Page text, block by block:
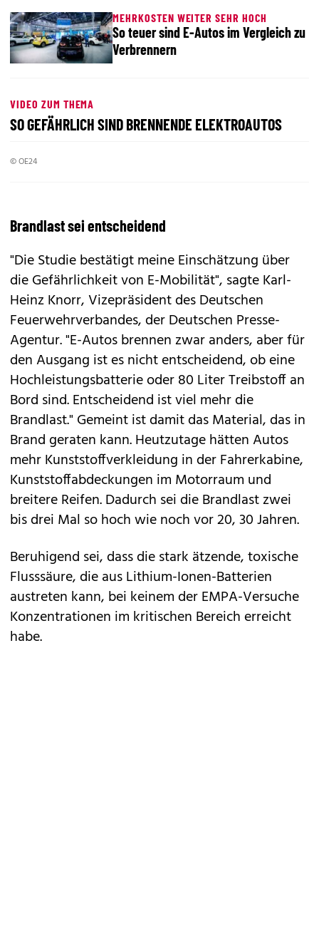
MEHRKOSTEN WEITER SEHR HOCH
So teuer sind E-Autos im Vergleich zu
Verbrennern
VIDEO ZUM THEMA
SO GEFÄHRLICH SIND BRENNENDE ELEKTROAUTOS
© OE24
Brandlast sei entscheidend
"Die Studie bestätigt meine Einschätzung über
die Gefährlichkeit von E-Mobilität", sagte Karl-
Heinz Knorr, Vizepräsident des Deutschen
Feuerwehrverbandes, der Deutschen Presse-
Agentur. "E-Autos brennen zwar anders, aber für
den Ausgang ist es nicht entscheidend, ob eine
Hochleistungsbatterie oder 80 Liter Treibstoff an
Bord sind. Entscheidend ist viel mehr die
Brandlast." Gemeint ist damit das Material, das in
Brand geraten kann. Heutzutage hätten Autos
mehr Kunststoffverkleidung in der Fahrerkabine,
Kunststoffabdeckungen im Motorraum und
breitere Reifen. Dadurch sei die Brandlast zwei
bis drei Mal so hoch wie noch vor 20, 30 Jahren.
Beruhigend sei, dass die stark ätzende, toxische
Flusssäure, die aus Lithium-Ionen-Batterien
austreten kann, bei keinem der EMPA-Versuche
Konzentrationen im kritischen Bereich erreicht
habe.